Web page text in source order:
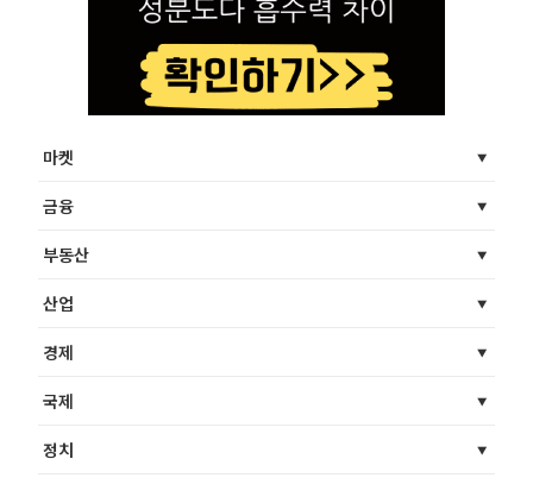
마켓
금융
부동산
산업
경제
국제
정치